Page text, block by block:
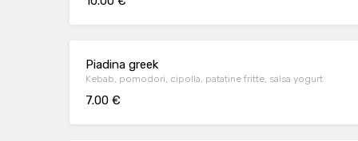
Piadina greek
Kebab, pomodori, cipolla, patatine fritte, salsa yogurt
7.00 €